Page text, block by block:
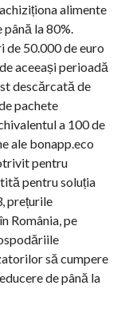
alimente
la 80%.
de 50.000 de euro
aceeași perioadă
descărcată de
pachete
a 100 de
ale bonapp.eco
pentru
pentru soluția
prețurile
România, pe
să cumpere
de până la